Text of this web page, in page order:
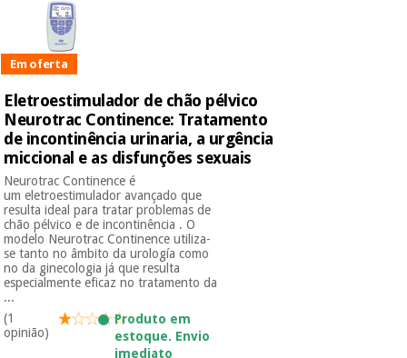
Em oferta
Eletroestimulador de chão pélvico
Neurotrac Continence: Tratamento
de incontinência urinaria, a urgência
miccional e as disfunções sexuais
Neurotrac Continence é
um eletroestimulador avançado que
resulta ideal para tratar problemas de
chão pélvico e de incontinência . O
modelo Neurotrac Continence utiliza-
se tanto no âmbito da urología como
no da ginecologia já que resulta
especialmente eficaz no tratamento da
...
(1
opinião)
Produto em
estoque. Envio
imediato